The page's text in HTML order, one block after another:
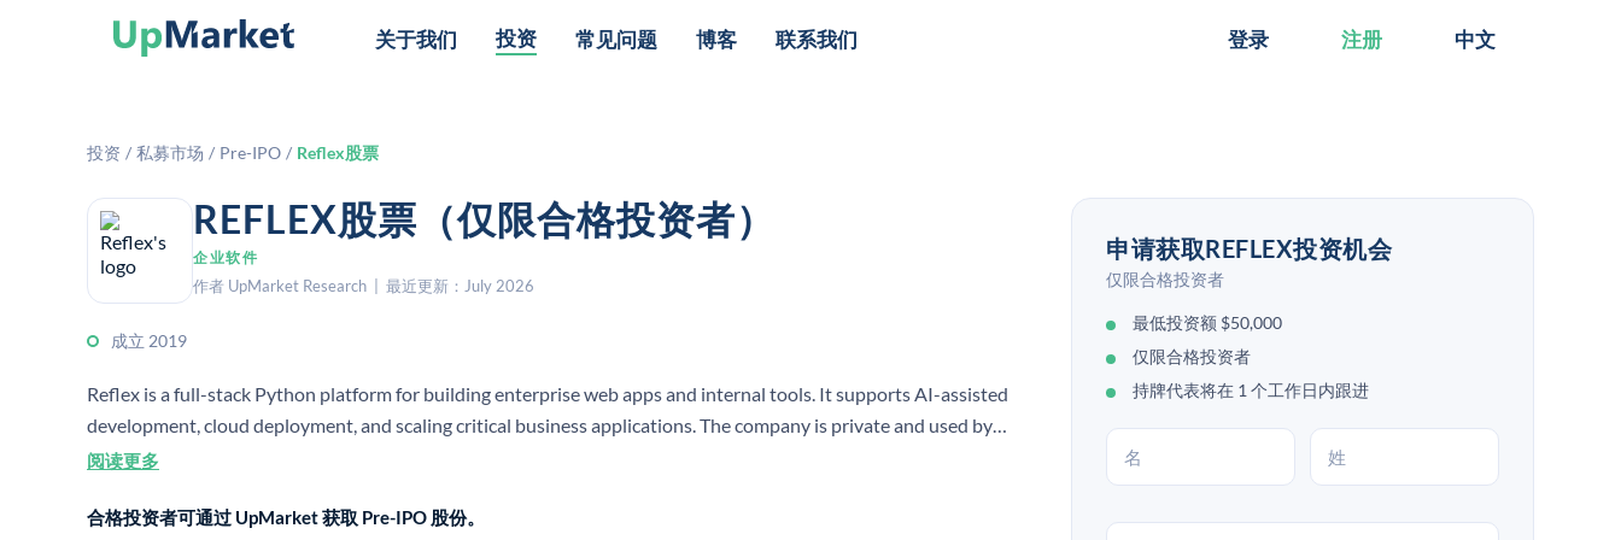
关于我们 投资 常见问题 博客 联系我们 登录 注册 中文
投资 / 私募市场 / Pre-IPO / Reflex股票
REFLEX股票（仅限合格投资者）
企业软件
作者 UpMarket Research | 最近更新：July 2026
成立 2019
Reflex is a full-stack Python platform for building enterprise web apps and internal tools. It supports AI-assisted
development, cloud deployment, and scaling critical business applications. The company is private and used by
teams that want to build and manage software faster.
阅读更多
合格投资者可通过 UpMarket 获取 Pre-IPO 股份。
申请获取REFLEX投资机会
仅限合格投资者
最低投资额 $50,000
仅限合格投资者
持牌代表将在 1 个工作日内跟进